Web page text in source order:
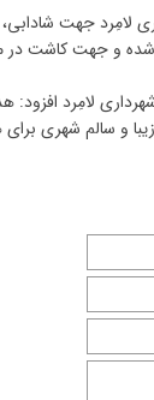
لامِرد جهت
و جهت کاشت در
لامِرد
و سالم شهری برای